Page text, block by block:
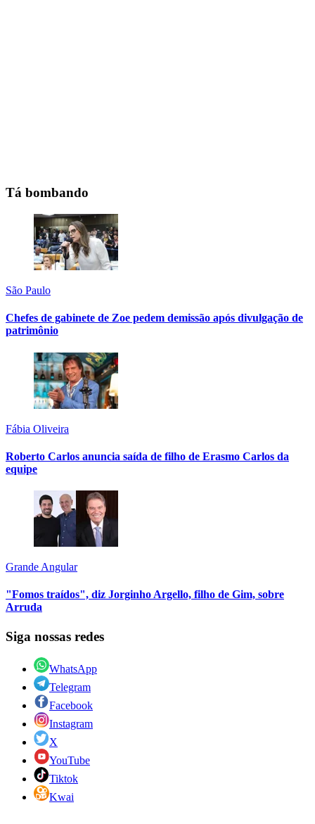
Tá bombando
São Paulo
Chefes de gabinete de Zoe pedem demissão após divulgação de
patrimônio
Fábia Oliveira
Roberto Carlos anuncia saída de filho de Erasmo Carlos da
equipe
Grande Angular
"Fomos traídos", diz Jorginho Argello, filho de Gim, sobre
Arruda
Siga nossas redes
WhatsApp
Telegram
Facebook
Instagram
X
YouTube
Tiktok
Kwai